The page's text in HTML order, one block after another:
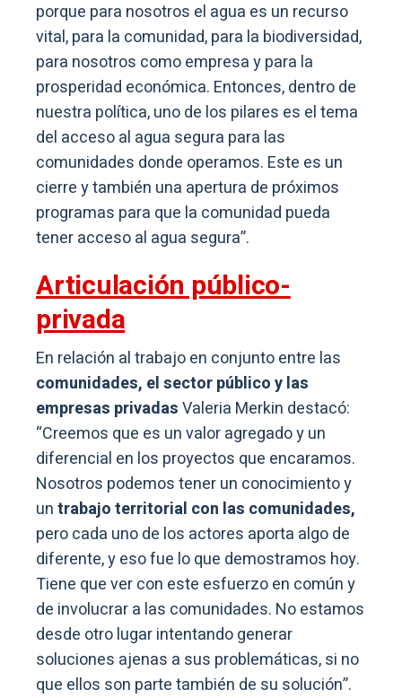
porque para nosotros el agua es un recurso
vital, para la comunidad, para la biodiversidad,
para nosotros como empresa y para la
prosperidad económica. Entonces, dentro de
nuestra política, uno de los pilares es el tema
del acceso al agua segura para las
comunidades donde operamos. Este es un
cierre y también una apertura de próximos
programas para que la comunidad pueda
tener acceso al agua segura”.
Articulación público-
privada
En relación al trabajo en conjunto entre las
comunidades, el sector público y las
empresas privadasValeria Merkin destacó:
“Creemos que es un valor agregado y un
diferencial en los proyectos que encaramos.
Nosotros podemos tener un conocimiento y
untrabajo territorial con las comunidades,
pero cada uno de los actores aporta algo de
diferente, y eso fue lo que demostramos hoy.
Tiene que ver con este esfuerzo en común y
de involucrar a las comunidades. No estamos
desde otro lugar intentando generar
soluciones ajenas a sus problemáticas, si no
que ellos son parte también de su solución”.